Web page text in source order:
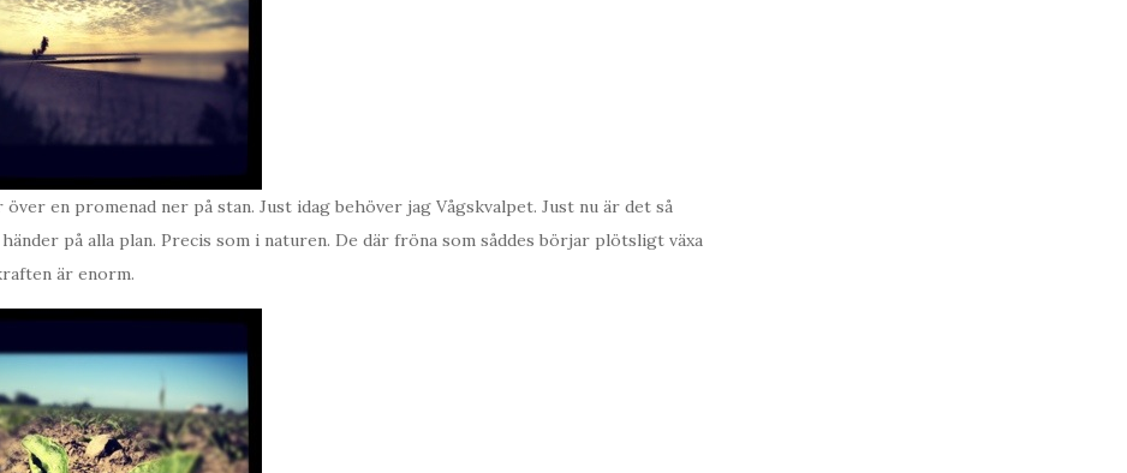
över en promenad ner på stan. Just idag behöver jag Vågskvalpet. Just nu är det så
på alla plan. Precis som i naturen. De där fröna som såddes börjar plötsligt växa
är enorm.